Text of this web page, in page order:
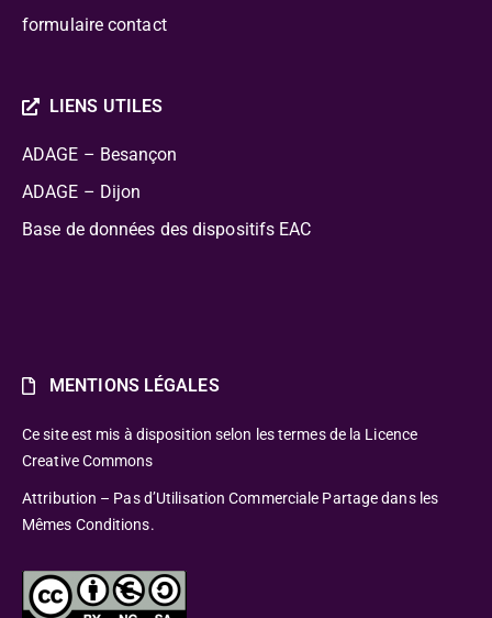
formulaire contact
LIENS UTILES
ADAGE – Besançon
ADAGE – Dijon
Base de données des dispositifs EAC
MENTIONS LÉGALES
Ce site est mis à disposition selon les termes de la Licence
Creative Commons
Attribution – Pas d’Utilisation Commerciale Partage dans les
Mêmes Conditions.